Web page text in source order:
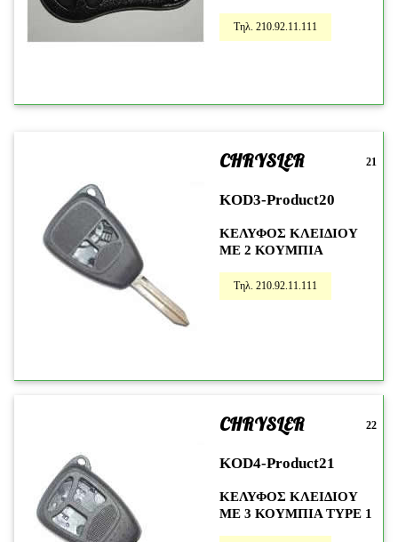
Τηλ. 210.92.11.111
CHRYSLER
KOD3-Product20
ΚΕΛΥΦΟΣ ΚΛΕΙΔΙΟΥ
ΜΕ 2 ΚΟΥΜΠΙΑ
Τηλ. 210.92.11.111
21
CHRYSLER
KOD4-Product21
ΚΕΛΥΦΟΣ ΚΛΕΙΔΙΟΥ
ΜΕ 3 ΚΟΥΜΠΙΑ TYPE 1
22